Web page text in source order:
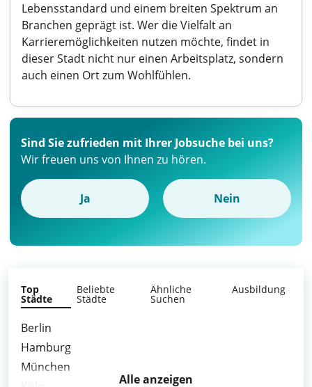
Lebensstandard und einem breiten Spektrum an
Branchen geprägt ist. Wer die Vielfalt an
Karrieremöglichkeiten nutzen möchte, findet in
dieser Stadt nicht nur einen Arbeitsplatz, sondern
auch einen Ort zum Wohlfühlen.
Sind Sie zufrieden mit Ihrer Jobsuche bei uns?
Wir freuen uns von Ihnen zu hören.
Ja Nein
Top
Städte
Beliebte
Städte
Ähnliche
Suchen
Ausbildung
Berlin
Hamburg
München
Alle anzeigen